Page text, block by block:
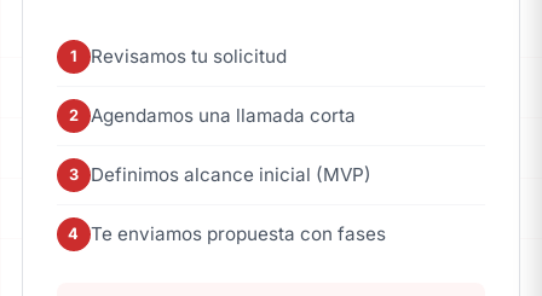
1 Revisamos tu solicitud
2 Agendamos una llamada corta
3 Definimos alcance inicial (MVP)
4 Te enviamos propuesta con fases